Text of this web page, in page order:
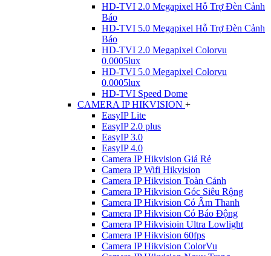
HD-TVI 2.0 Megapixel Hỗ Trợ Đèn Cảnh
Báo
HD-TVI 5.0 Megapixel Hỗ Trợ Đèn Cảnh
Báo
HD-TVI 2.0 Megapixel Colorvu
0.0005lux
HD-TVI 5.0 Megapixel Colorvu
0.0005lux
HD-TVI Speed Dome
CAMERA IP HIKVISION +
EasyIP Lite
EasyIP 2.0 plus
EasyIP 3.0
EasyIP 4.0
Camera IP Hikvision Giá Rẻ
Camera IP Wifi Hikvision
Camera IP Hikvision Toàn Cảnh
Camera IP Hikvision Góc Siêu Rộng
Camera IP Hikvision Có Âm Thanh
Camera IP Hikvision Có Báo Động
Camera IP Hikvisioin Ultra Lowlight
Camera IP Hikvision 60fps
Camera IP Hikvision ColorVu